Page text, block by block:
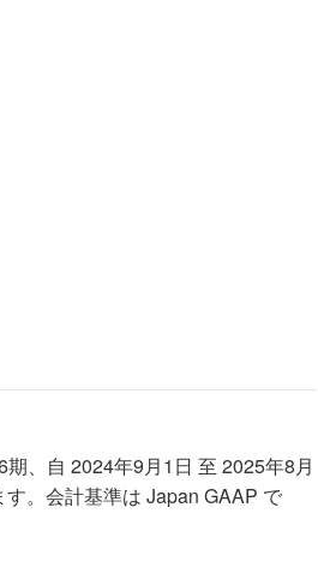
、自 2024年9月1日 至 2025年8月
。会計基準は Japan GAAP で